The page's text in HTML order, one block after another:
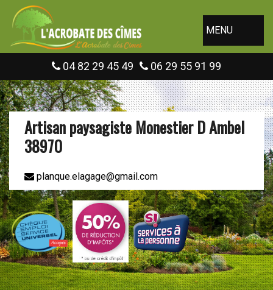
MENU
04 82 29 45 49 06 29 55 91 99
Artisan paysagiste Monestier D Ambel
38970
planque.elagage@gmail.com